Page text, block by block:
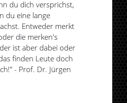
du dich versprichst,
du eine lange
Entweder merkt
die merken's
ist aber dabei oder
finden Leute doch
- Prof. Dr. Jürgen